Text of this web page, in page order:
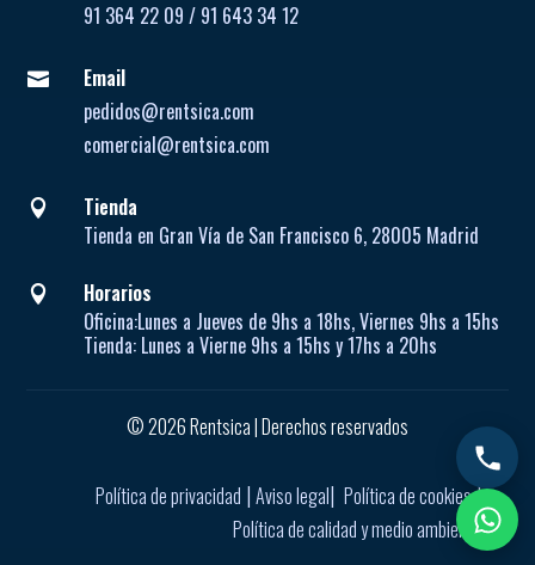
91 364 22 09 / 91 643 34 12

Email
pedidos@rentsica.com
comercial@rentsica.com

Tienda
Tienda en Gran Vía de San Francisco 6, 28005 Madrid

Horarios
Oficina:Lunes a Jueves de9hs a 18hs, Viernes 9hs a 15hs
Tienda: Lunes a Vierne9hs a 15hs y 17hs a 20hs
© 2026 Rentsica | Derechos reservados
Política de privacidad |Aviso legal|Política de cookies|
Política de calidad y medio ambiente